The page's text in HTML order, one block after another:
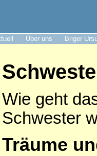
Über uns Briger
Wie geht
Schwester
Träume